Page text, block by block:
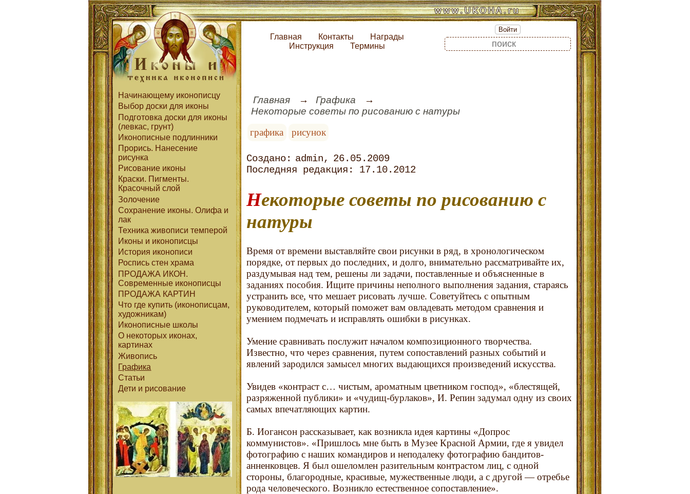
Главная Контакты
Награды
Инструкция
Термины
Войти
Начинающему иконописцу
Выбор доски для иконы
Подготовка доски для иконы
(левкас, грунт)
Иконописные подлинники
Прорись. Нанесение
рисунка
Рисование иконы
Краски. Пигменты.
Красочный слой
Золочение
Сохранение иконы. Олифа и
лак
Техника живописи темперой
Иконы и иконописцы
История иконописи
Роспись стен храма
ПРОДАЖА ИКОН.
Современные иконописцы
ПРОДАЖА КАРТИН
Что где купить (иконописцам,
художникам)
Иконописные школы
О некоторых иконах,
картинах
Живопись
Графика
Статьи
Дети и рисование
Главная
Графика
Некоторые советы по рисованию с натуры
графика
рисунок
admin
26.05.2009
17.10.2012
Некоторые советы по рисованию с
натуры
Время от времени выставляйте свои рисунки в ряд, в хронологическом
порядке, от первых до последних, и долго, внимательно рассматривайте их,
раздумывая над тем, решены ли задачи, поставленные и объясненные в
заданиях пособия. Ищите причины неполного выполнения задания, стараясь
устранить все, что мешает рисовать лучше. Советуйтесь с опытным
руководителем, который поможет вам овладевать методом сравнения и
умением подмечать и исправлять ошибки в рисунках.
Умение сравнивать послужит началом композиционного творчества.
Известно, что через сравнения, путем сопоставлений разных событий и
явлений зародился замысел многих выдающихся произведений искусства.
Увидев «контраст с… чистым, ароматным цветником господ», «блестящей,
разряженной публики» и «чудищ-бурлаков», И. Репин задумал одну из своих
самых впечатляющих картин.
Б. Иогансон рассказывает, как возникла идея картины «Допрос
коммунистов». «Пришлось мне быть в Музее Красной Армии, где я увидел
фотографию с наших командиров и неподалеку фотографию бандитов-
анненковцев. Я был ошеломлен разительным контрастом лиц, с одной
стороны, благородные, красивые, мужественные люди, а с другой — отребье
рода человеческого. Возникло естественное сопоставление».